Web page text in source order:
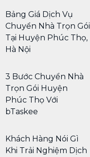
Bảng Giá Dịch Vụ
Chuyển Nhà Trọn Gói
Tại Huyện Phúc Thọ,
Hà Nội
3 Bước Chuyển Nhà
Trọn Gói Huyện
Phúc Thọ Với
bTaskee
Khách Hàng Nói Gì
Khi Trải Nghiệm Dịch